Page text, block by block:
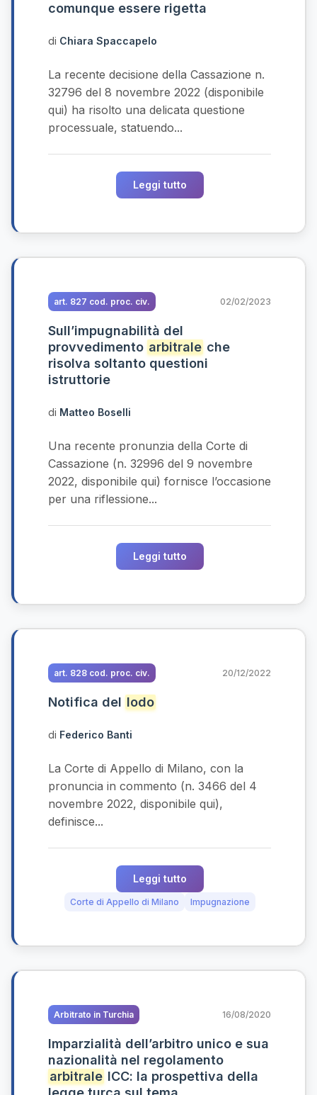
comunque essere rigetta
di Chiara Spaccapelo
La recente decisione della Cassazione n.
32796 del 8 novembre 2022 (disponibile
qui) ha risolto una delicata questione
processuale, statuendo...
Leggi tutto
art. 827 cod. proc. civ. 02/02/2023
Sull’impugnabilità del
provvedimento arbitrale che
risolva soltanto questioni
istruttorie
di Matteo Boselli
Una recente pronunzia della Corte di
Cassazione (n. 32996 del 9 novembre
2022, disponibile qui) fornisce l’occasione
per una riflessione...
Leggi tutto
art. 828 cod. proc. civ. 20/12/2022
Notifica del lodo
di Federico Banti
La Corte di Appello di Milano, con la
pronuncia in commento (n. 3466 del 4
novembre 2022, disponibile qui),
definisce...
Leggi tutto
Corte di Appello di Milano Impugnazione
Arbitrato in Turchia 16/08/2020
Imparzialità dell’arbitro unico e sua
nazionalità nel regolamento
arbitrale ICC: la prospettiva della